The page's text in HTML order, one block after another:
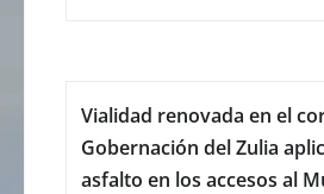
Vialidad renovada en el
Gobernación del Zulia
asfalto en los accesos al